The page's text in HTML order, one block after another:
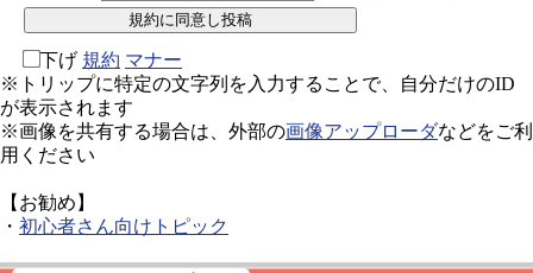
下げ 規約 マナー
※トリップに特定の文字列を入力することで、自分だけのID
が表示されます
※画像を共有する場合は、外部の画像アップローダなどをご利
用ください
【お勧め】
・ 初心者さん向けトピック